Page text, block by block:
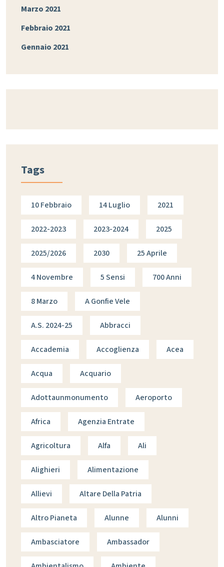
Marzo 2021
Febbraio 2021
Gennaio 2021
Tags
10 Febbraio 14 Luglio 2021
2022-2023 2023-2024 2025
2025/2026 2030 25 Aprile
4 Novembre 5 Sensi 700 Anni
8 Marzo A Gonfie Vele
A.s. 2024-25 Abbracci
Accademia Accoglienza Acea
Acqua Acquario
Adottaunmonumento Aeroporto
Africa Agenzia Entrate
Agricoltura Alfa Ali
Alighieri Alimentazione
Allievi Altare Della Patria
Altro Pianeta Alunne Alunni
Ambasciatore Ambassador